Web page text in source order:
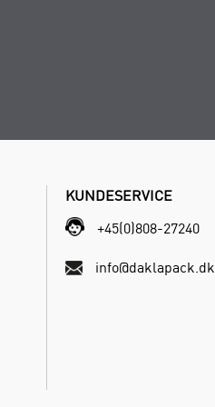
KUNDESERVICE
+45(0)808-27240
info@daklapack.dk